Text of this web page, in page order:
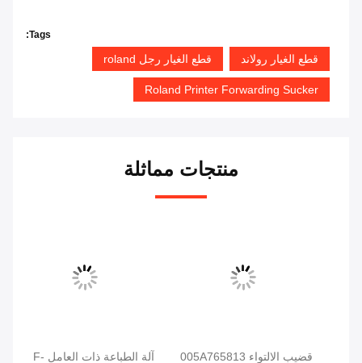
Tags:
قطع الغيار رولاند قطع الغيار رجل roland
Roland Printer Forwarding Sucker
منتجات مماثلة
قضيب الالتواء 005A765813
آلة الطباعة ذات العامل F-